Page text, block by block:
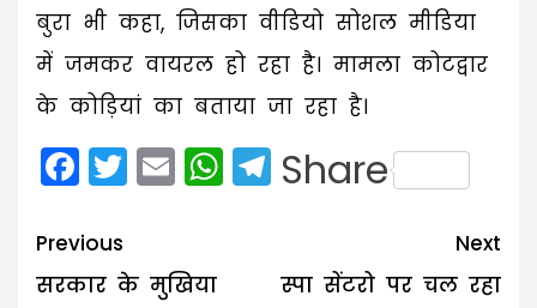
बुरा भी कहा, जिसका वीडियो सोशल मीडिया
में जमकर वायरल हो रहा है। मामला कोटद्वार
के कोड़ियां का बताया जा रहा है।
Facebook
Twitter
EmailWhatsApp
Telegram
Share
Post
navigation
Previous
सरकार के मुखिया
Next
स्पा सेंटरो पर चल रहा